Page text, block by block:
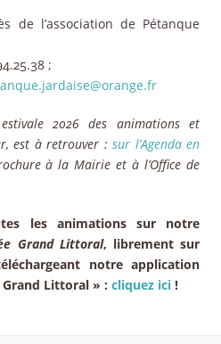
de l’association de Pétanque
;
2026 des animations et
est à retrouver :sur l’Agenda en
à la Mairie et à l’Office de
les animations sur notre
Grand Littoral, librement sur
notre application
Littoral » : cliquez ici !